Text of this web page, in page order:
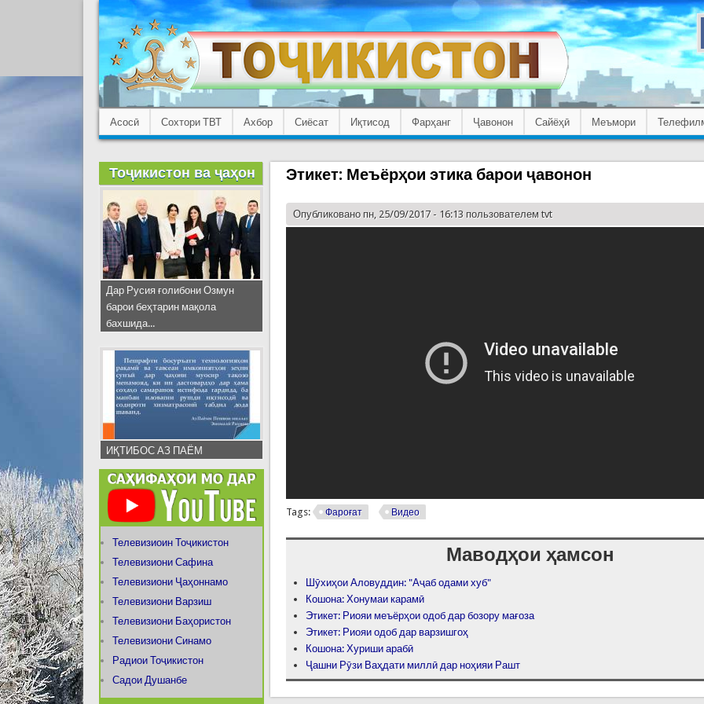
Асосӣ Сохтори ТВТ Ахбор Сиёсат Иқтисод Фарҳанг Ҷавонон Сайёҳӣ Меъмори
Этикет: Меъёрҳои этика барои ҷавонон
Опубликовано пн, 25/09/2017 - 16:13 пользователемtvt
Tags: Фароғат Видео
Маводҳои ҳамсон
Шӯхиҳои Аловуддин: "Аҷаб одами хуб"
Кошона: Хонумаи карамӣ
Этикет: Риояи меъёрҳои одоб дар бозору мағоза
Этикет: Риояи одоб дар варзишгоҳ
Кошона: Хуриши арабӣ
Ҷашни Рӯзи Ваҳдати миллӣ дар ноҳияи Рашт
Тоҷикистон ва ҷаҳон
Дар Русия ғолибони Озмун
барои беҳтарин мақола
бахшида...
ИҚТИБОС АЗ ПАЁМ
Телевизиоин Тоҷикистон
Телевизиони Сафина
Телевизиони Ҷаҳоннамо
Телевизиони Варзиш
Телевизиони Баҳористон
Телевизиони Синамо
Радиои Тоҷикистон
Садои Душанбе